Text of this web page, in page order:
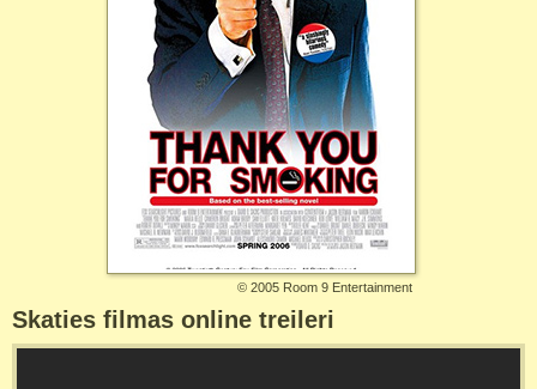
© 2005 Room 9 Entertainment
Skaties filmas online treileri